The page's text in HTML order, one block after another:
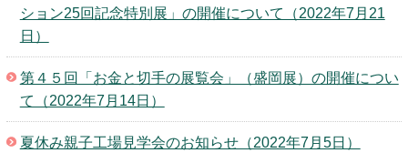
ション25回記念特別展」の開催について（2022年7月21
日）
第４５回「お金と切手の展覧会」（盛岡展）の開催につい
て（2022年7月14日）
夏休み親子工場見学会のお知らせ（2022年7月5日）